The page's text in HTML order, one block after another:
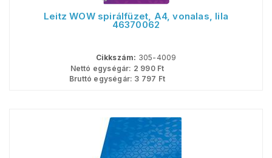
Leitz WOW spirálfüzet, A4, vonalas, lila
46370062
Cikkszám: 305-4009
Nettó egységár: 2 990Ft
Bruttó egységár: 3 797 Ft